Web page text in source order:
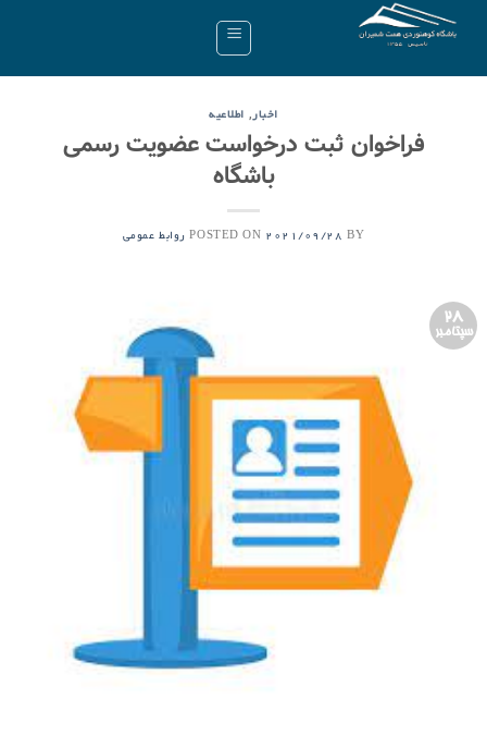
اخبار, اطلاعیه
فراخوان ثبت درخواست عضویت رسمی
باشگاه
POSTED ON 2021/09/28 BY روابط عمومی
28
سپتامبر